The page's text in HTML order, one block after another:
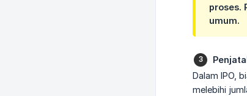
proses.
umum.
Dalam IPO,
melebihi